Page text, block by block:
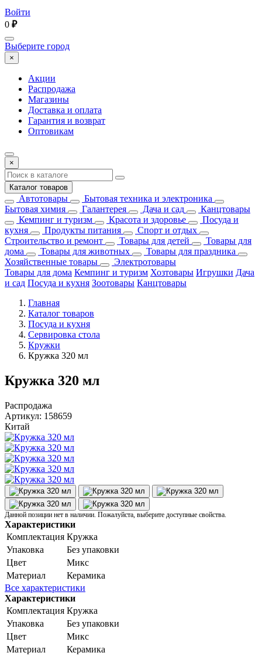
Войти
0 ₽
Выберите город
×
Акции
Распродажа
Магазины
Доставка и оплата
Гарантия и возврат
Оптовикам
×
Каталог товаров
Автотовары
Бытовая техника и электроника
Бытовая химия
Галантерея Дача и сад
Канцтовары
Кемпинг и туризм
Красота и здоровье
Посуда и
кухня
Продукты питания
Спорт и отдых
Строительство и ремонт
Товары для детей
Товары для
дома
Товары для животных
Товары для праздника
Хозяйственные товары
Электротовары
Товары для дома Кемпинг и туризм Хозтовары Игрушки Дача
и сад Посуда и кухня Зоотовары Канцтовары
Главная
Каталог товаров
Посуда и кухня
Сервировка стола
Кружки
Кружка 320 мл
Кружка 320 мл
Распродажа
Артикул: 158659
Китай
Данной позиции нет в наличии. Пожалуйста, выберите доступные свойства.
Характеристики
Комплектация Кружка
Упаковка
Без упаковки
Цвет
Микс
Материал
Керамика
Все характеристики
Характеристики
Комплектация Кружка
Упаковка
Без упаковки
Цвет
Микс
Материал
Керамика